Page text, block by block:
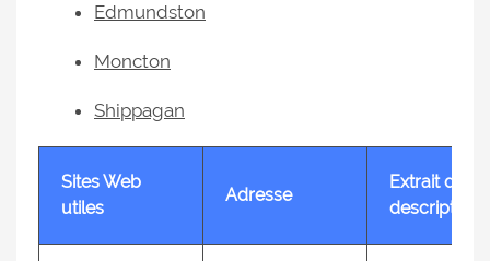
Edmundston
Moncton
Shippagan
Sites Web
utiles
Adresse
Extrait de la
description